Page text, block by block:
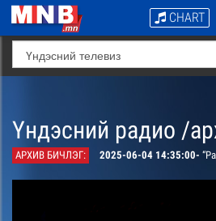
CHART
Үндэсний радио /
АРХИВ БИЧЛЭГ: 2025-06-04 14:35:00- “Радио эврика”